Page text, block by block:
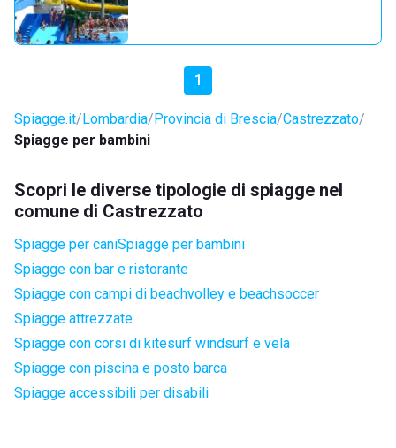
1
Spiagge.it Lombardia Provincia di Brescia Castrezzato
Spiagge per bambini
Scopri le diverse tipologie di spiagge nel
comune di Castrezzato
Spiagge per caniSpiagge per bambini
Spiagge con bar e ristorante
Spiagge con campi di beachvolley e beachsoccer
Spiagge attrezzate
Spiagge con corsi di kitesurf windsurf e vela
Spiagge con piscina e posto barca
Spiagge accessibili per disabili